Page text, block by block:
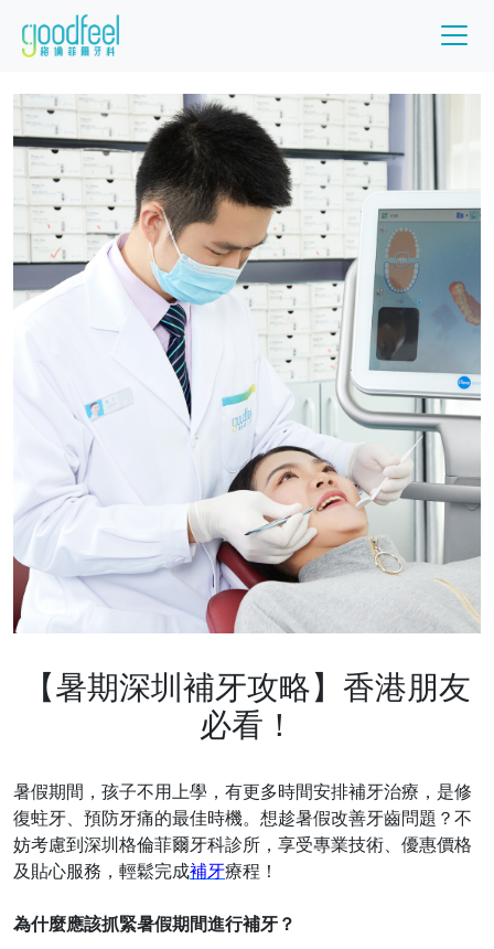
【暑期深圳補牙攻略】香港朋友
必看！
暑假期間，孩子不用上學，有更多時間安排補牙治療，是修
復蛀牙、預防牙痛的最佳時機。想趁暑假改善牙齒問題？不
妨考慮到深圳格倫菲爾牙科診所，享受專業技術、優惠價格
及貼心服務，輕鬆完成補牙療程！
為什麼應該抓緊暑假期間進行補牙？